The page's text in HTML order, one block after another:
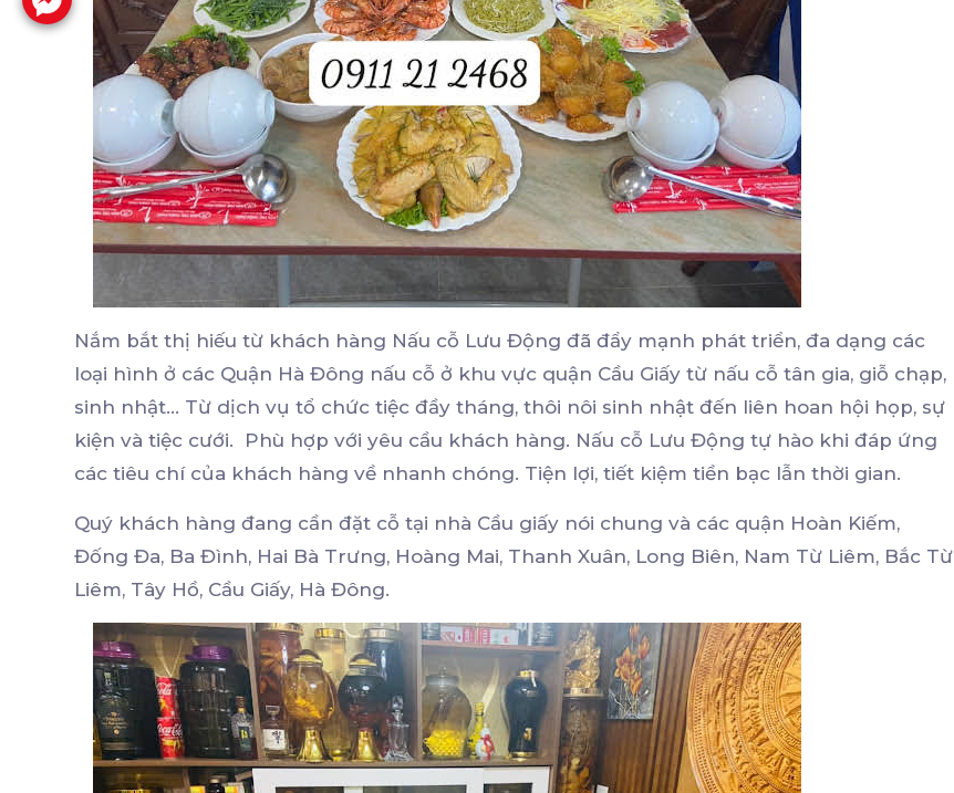
Nắm bắt thị hiếu từ khách hàng Nấu cỗ Lưu Động đã đẩy mạnh phát triển, đa dạng các
loại hình ở các Quận Hà Đông nấu cỗ ở khu vực quận Cầu Giấy từ nấu cỗ tân gia, giỗ chạp,
sinh nhật... Từ dịch vụ tổ chức tiệc đầy tháng, thôi nôi sinh nhật đến liên hoan hội họp, sự
kiện và tiệc cưới. Phù hợp với yêu cầu khách hàng. Nấu cỗ Lưu Động tự hào khi đáp ứng
các tiêu chí của khách hàng về nhanh chóng. Tiện lợi, tiết kiệm tiền bạc lẫn thời gian.
Quý khách hàng đang cần đặt cỗ tại nhà Cầu giấy nói chung và các quận Hoàn Kiếm,
Đống Đa, Ba Đình, Hai Bà Trưng, Hoàng Mai, Thanh Xuân, Long Biên, Nam Từ Liêm, Bắc Từ
Liêm, Tây Hồ, Cầu Giấy, Hà Đông.